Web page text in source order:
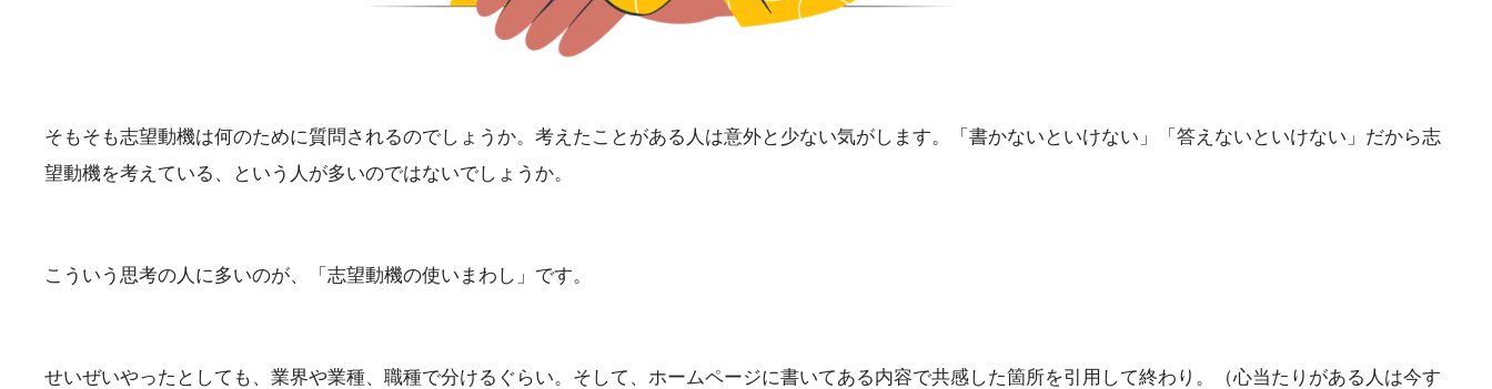
そもそも志望動機は何のために質問されるのでしょうか。考えたことがある人は意外と少ない気がします。「書かないといけない」「答えないといけない」だから志
望動機を考えている、という人が多いのではないでしょうか。
こういう思考の人に多いのが、「志望動機の使いまわし」です。
せいぜいやったとしても、業界や業種、職種で分けるぐらい。そして、ホームページに書いてある内容で共感した箇所を引用して終わり。（心当たりがある人は今す